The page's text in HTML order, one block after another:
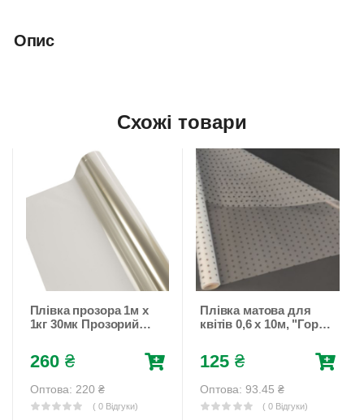
Опис
Схожі товари
Плівка прозора 1м х
1кг 30мк Прозорий
260 ₴
Оптова: 220 ₴
( 0 Відгуки)
Плівка матова для
квітів 0,6 х 10м, "Горох
Прозорий Unison
(PMP1779)
125 ₴
Оптова: 93.45 ₴
( 0 Відгуки)